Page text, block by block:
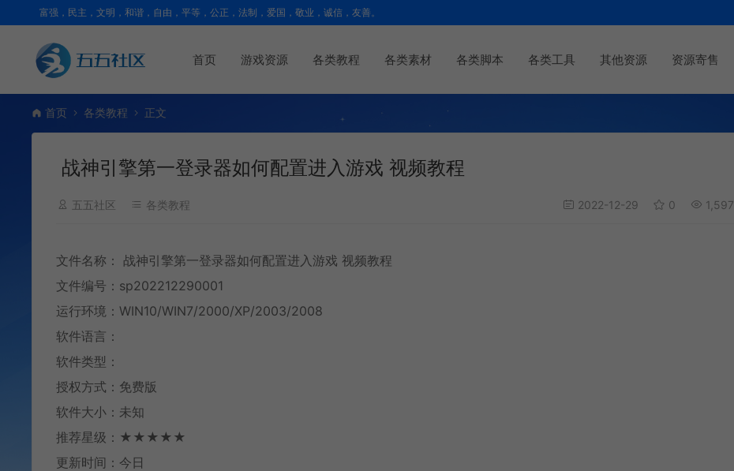
富强，民主，文明，和谐，自由，平等，公正，法制，爱国，敬业，诚信，友善。
首页 游戏资源 各类教程 各类素材 各类脚本 各类工具 其他资源 资源寄售
首页 各类教程 正文
战神引擎第一登录器如何配置进入游戏 视频教程
五五社区 各类教程 2022-12-29 0 1,597
文件名称： 战神引擎第一登录器如何配置进入游戏 视频教程
文件编号：sp202212290001
运行环境：WIN10/WIN7/2000/XP/2003/2008
软件语言：
软件类型：
授权方式：免费版
软件大小：未知
推荐星级：★★★★★
更新时间：今日